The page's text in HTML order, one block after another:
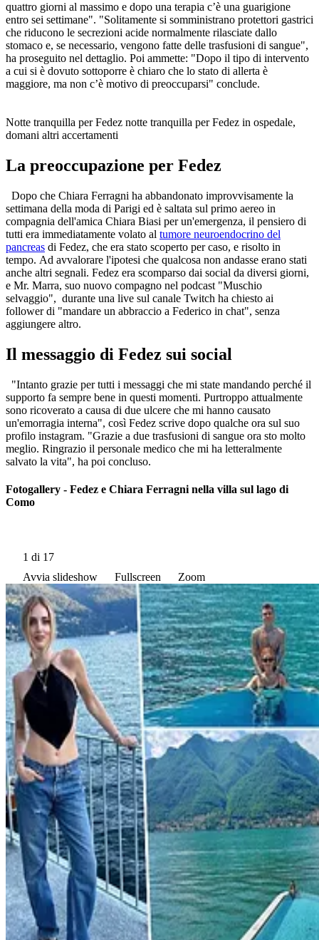
quattro giorni al massimo e dopo una terapia c’è una guarigione
entro sei settimane". "Solitamente si somministrano protettori gastrici
che riducono le secrezioni acide normalmente rilasciate dallo
stomaco e, se necessario, vengono fatte delle trasfusioni di sangue",
ha proseguito nel dettaglio. Poi ammette: "Dopo il tipo di intervento
a cui si è dovuto sottoporre è chiaro che lo stato di allerta è
maggiore, ma non c’è motivo di preoccuparsi" conclude.
Notte tranquilla per Fedez notte tranquilla per Fedez in ospedale,
domani altri accertamenti
La preoccupazione per Fedez
Dopo che Chiara Ferragni ha abbandonato improvvisamente la
settimana della moda di Parigi ed è saltata sul primo aereo in
compagnia dell'amica Chiara Biasi per un'emergenza, il pensiero di
tutti era immediatamente volato al tumore neuroendocrino del
pancreas di Fedez, che era stato scoperto per caso, e risolto in
tempo. Ad avvalorare l'ipotesi che qualcosa non andasse erano stati
anche altri segnali. Fedez era scomparso dai social da diversi giorni,
e Mr. Marra, suo nuovo compagno nel podcast "Muschio
selvaggio", durante una live sul canale Twitch ha chiesto ai
follower di "mandare un abbraccio a Federico in chat", senza
aggiungere altro.
Il messaggio di Fedez sui social
"Intanto grazie per tutti i messaggi che mi state mandando perché il
supporto fa sempre bene in questi momenti. Purtroppo attualmente
sono ricoverato a causa di due ulcere che mi hanno causato
un'emorragia interna", così Fedez scrive dopo qualche ora sul suo
profilo instagram. "Grazie a due trasfusioni di sangue ora sto molto
meglio. Ringrazio il personale medico che mi ha letteralmente
salvato la vita", ha poi concluso.
Fotogallery - Fedez e Chiara Ferragni nella villa sul lago di
Como
1 di 17
Avvia slideshow
Fullscreen Zoom